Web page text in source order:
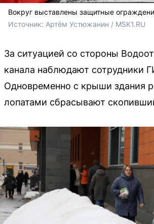
Вокруг выставлены защитные
Источник: Артём Устюжанин / MSK1.RU
За ситуацией со стороны
канала наблюдают сотрудники
Одновременно с крыши здания
лопатами сбрасывают